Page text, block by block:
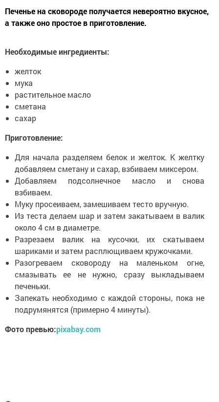
Печенье на сковороде получается невероятно вкусное,
а также оно простое в приготовление.
Необходимые ингредиенты:
желток
мука
растительное масло
сметана
сахар
Приготовление:
Для начала разделяем белок и желток. К желтку
добавляем сметану и сахар, взбиваем миксером.
Добавляем подсолнечное масло и снова
взбиваем.
Муку просеиваем, замешиваем тесто вручную.
Из теста делаем шар и затем закатываем в валик
около 4 см в диаметре.
Разрезаем валик на кусочки, их скатываем
шариками и затем расплющиваем кружочками.
Разогреваем сковороду на маленьком огне,
смазывать ее не нужно, сразу выкладываем
печеньки.
Запекать необходимо с каждой стороны, пока не
подрумянятся (примерно 4 минуты).
Фото превью:pixabay.com